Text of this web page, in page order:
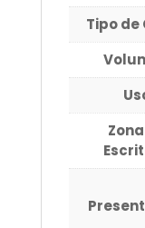
Tipo de